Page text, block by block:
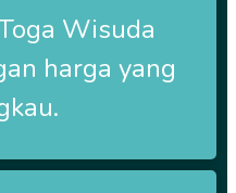
Wisuda
harga yang